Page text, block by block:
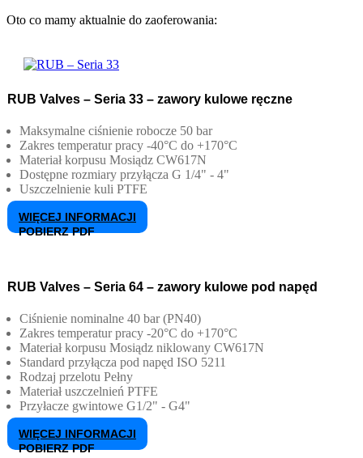
Oto co mamy aktualnie do zaoferowania:
RUB Valves – Seria 33 – zawory kulowe ręczne
Maksymalne ciśnienie robocze 50 bar
Zakres temperatur pracy -40°C do +170°C
Materiał korpusu Mosiądz CW617N
Dostępne rozmiary przyłącza G 1/4" - 4"
Uszczelnienie kuli PTFE
WIĘCEJ INFORMACJI
POBIERZ PDF
RUB Valves – Seria 64 – zawory kulowe pod napęd
Ciśnienie nominalne 40 bar (PN40)
Zakres temperatur pracy -20°C do +170°C
Materiał korpusu Mosiądz niklowany CW617N
Standard przyłącza pod napęd ISO 5211
Rodzaj przelotu Pełny
Materiał uszczelnień PTFE
Przyłacze gwintowe G1/2" - G4"
WIĘCEJ INFORMACJI
POBIERZ PDF